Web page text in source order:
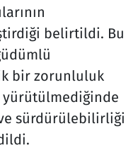
belirtildi. Bu
bir zorunluluk
yürütülmediğinde
sürdürülebilirliği